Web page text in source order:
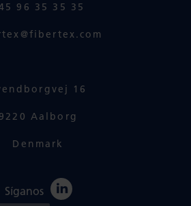
96 35 35 35
16
9220 Aalborg
Denmark
Síganos